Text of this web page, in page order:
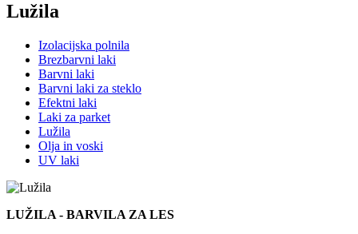
Lužila
[JAVORNIK]
Menu
Levo
Notranje
Pohistvo
Izolacijska polnila
Brezbarvni laki
Barvni laki
Barvni laki za steklo
Efektni laki
Laki za parket
Lužila
Olja in voski
UV laki
LUŽILA - BARVILA ZA LES